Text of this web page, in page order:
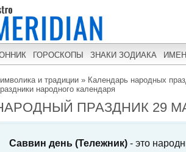
ГОРОСКОПЫ ЗНАКИ ЗОДИАКА
и традиции » Календарь народных
народного календаря
ПРАЗДНИК 29
Саввин день (Тележник) - это